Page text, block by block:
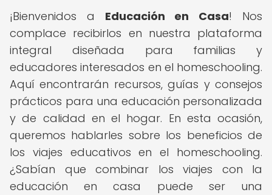
¡Bienvenidos a Educación en Casa! Nos
complace recibirlos en nuestra plataforma
integral diseñada para familias y
educadores interesados en el homeschooling.
Aquí encontrarán recursos, guías y consejos
prácticos para una educación personalizada
y de calidad en el hogar. En esta ocasión,
queremos hablarles sobre los beneficios de
los viajes educativos en el homeschooling.
¿Sabían que combinar los viajes con la
educación en casa puede ser una